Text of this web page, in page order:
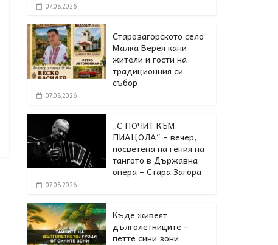
07.08.2026
Старозагорското село
Малка Верея кани
жители и гости на
традиционния си
събор
07.08.2026
„С ПОЧИТ КЪМ
ПИАЦОЛА“ – вечер,
посветена на гения на
тангото в Държавна
опера – Стара Загора
07.08.2026
Къде живеят
дълголетниците –
петте сини зони